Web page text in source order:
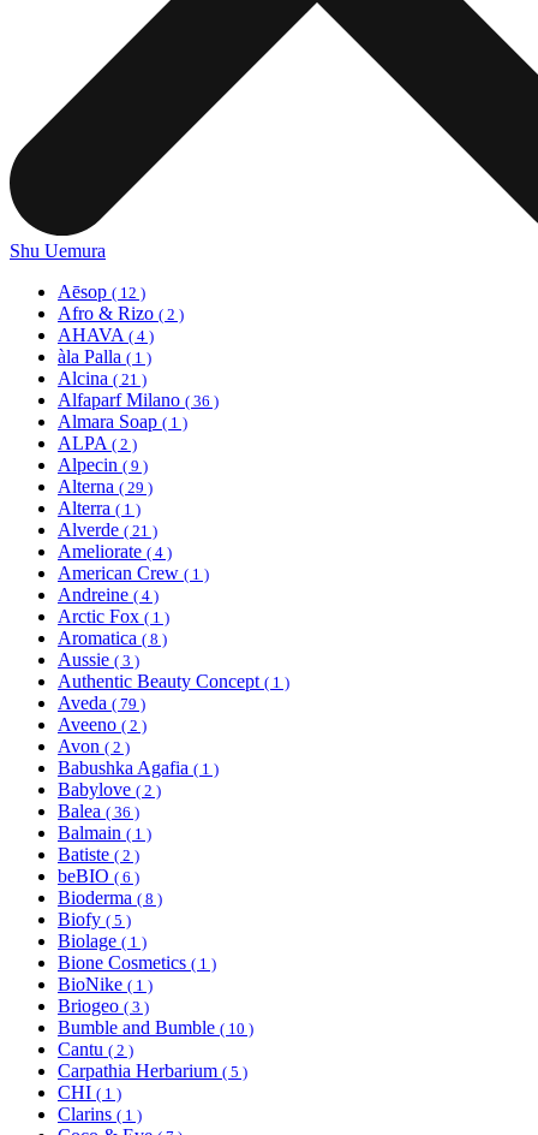
Shu Uemura
Aēsop ( 12 )
Afro & Rizo ( 2 )
AHAVA ( 4 )
àla Palla ( 1 )
Alcina ( 21 )
Alfaparf Milano ( 36 )
Almara Soap ( 1 )
ALPA ( 2 )
Alpecin ( 9 )
Alterna ( 29 )
Alterra ( 1 )
Alverde ( 21 )
Ameliorate ( 4 )
American Crew ( 1 )
Andreine ( 4 )
Arctic Fox ( 1 )
Aromatica ( 8 )
Aussie ( 3 )
Authentic Beauty Concept ( 1 )
Aveda ( 79 )
Aveeno ( 2 )
Avon ( 2 )
Babushka Agafia ( 1 )
Babylove ( 2 )
Balea ( 36 )
Balmain ( 1 )
Batiste ( 2 )
beBIO ( 6 )
Bioderma ( 8 )
Biofy ( 5 )
Biolage ( 1 )
Bione Cosmetics ( 1 )
BioNike ( 1 )
Briogeo ( 3 )
Bumble and Bumble ( 10 )
Cantu ( 2 )
Carpathia Herbarium ( 5 )
CHI ( 1 )
Clarins ( 1 )